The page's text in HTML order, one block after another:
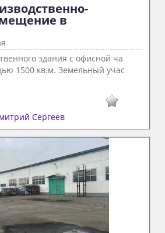
в
здания с офисной ча
1500 кв.м. Земельный учас
Сергеев